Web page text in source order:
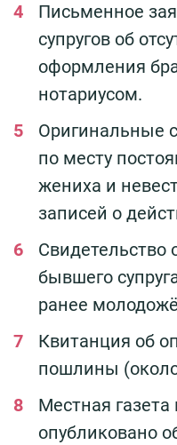
Письменное
супругов об
оформления
нотариусом.
Оригинальные
по месту
жениха и
записей о
Свидетельство
бывшего
ранее
Квитанция об
пошлины
Местная газета
опубликовано